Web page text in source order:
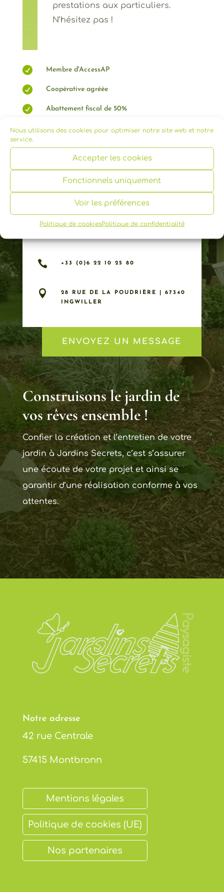
Nous utilisons des cookies pour optimiser notre site web et notre
service.
Accepter les cookies
Fonctionnels uniquement
Voir les préférences
Politique de cookiesPolitique de confidentialité
prestations aux particuliers.
N’hésitez pas !
 Membre d'AccessAP
 Coopérative agréée
 Abattement fiscal de 50%
 Justificatif fiscal délivré
RESTONS EN CONTACT
 +33 (0)6 22 10 25 80

28 RUE DE LA POUDRIÈRE | 67340
INGWILLER
ENVOYEZ UN MESSAGE
Construisons le jardin de
vos rêves ensemble !
Confier la création et l’entretien de votre
jardin à Jardins Secrets, c’est s’assurer
une écoute de votre projet et ainsi se
garantir d’une réalisation conforme à vos
attentes.
Notre adresse
42 rue Centrale
57415 Montbronn
Mentions légales
Politique de cookies (UE)
Nos partenaires